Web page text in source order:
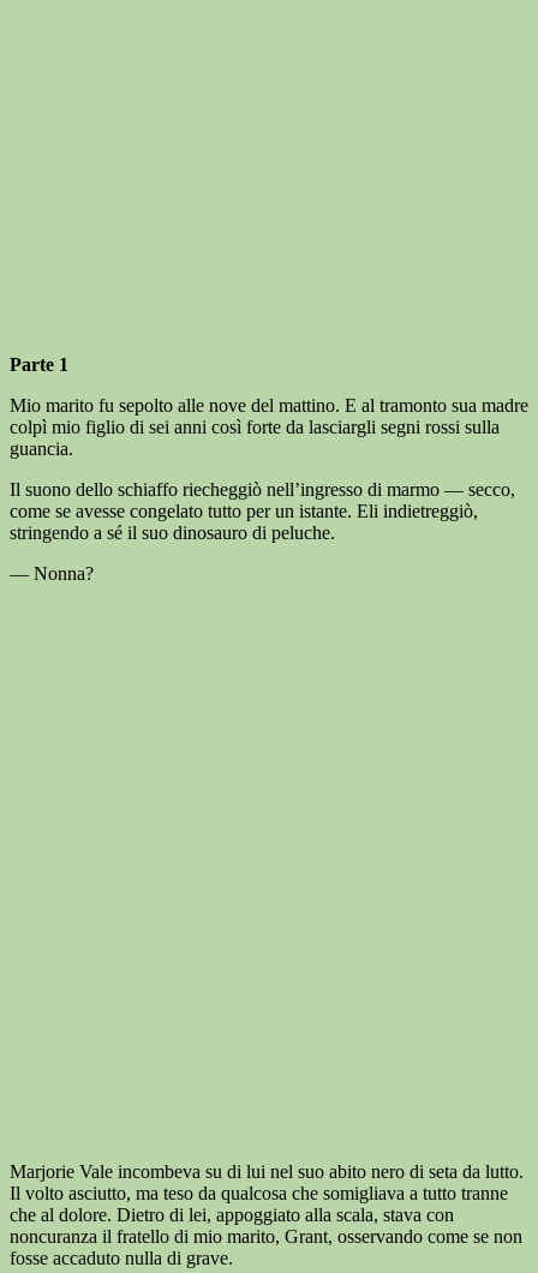
Parte 1
Mio marito fu sepolto alle nove del mattino. E al tramonto sua madre
colpì mio figlio di sei anni così forte da lasciargli segni rossi sulla
guancia.
Il suono dello schiaffo riecheggiò nell’ingresso di marmo — secco,
come se avesse congelato tutto per un istante. Eli indietreggiò,
stringendo a sé il suo dinosauro di peluche.
— Nonna?
Marjorie Vale incombeva su di lui nel suo abito nero di seta da lutto.
Il volto asciutto, ma teso da qualcosa che somigliava a tutto tranne
che al dolore. Dietro di lei, appoggiato alla scala, stava con
noncuranza il fratello di mio marito, Grant, osservando come se non
fosse accaduto nulla di grave.